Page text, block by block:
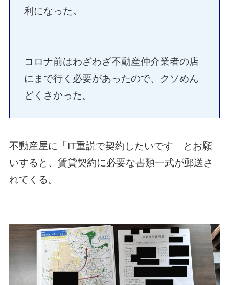
利になった。
コロナ前はわざわざ不動産仲介業者の店
にまで行く必要があったので、クソめん
どくさかった。
不動産屋に「IT重説で契約したいです」とお願
いすると、賃貸契約に必要な書類一式が郵送さ
れてくる。